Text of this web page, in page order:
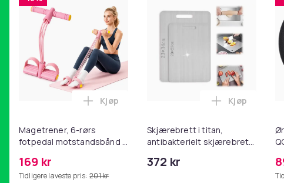
1 x Rengjøringsbørste
Vekt, gram
Artikkel nr.
Produktsikkerhetsinformasjon
Magetrener, 6-rørs
fotpedal motstandsbånd -
yoga og
hjemmegymnastikk Pink
169 kr
Tidligere laveste pris: 201 kr
Legg Magetrener, 6-rørs fotpedal
Kjøp
Skjærebrett i titan,
antibakterielt skjærebrett,
BPA-fri (2 stk.)
372 kr
Legg
Kjøp